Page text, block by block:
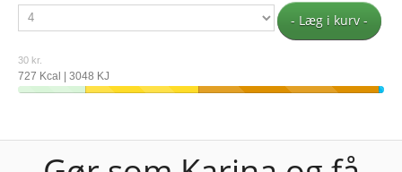
- Læg i kurv -
30 kr.
727 Kcal | 3048 KJ